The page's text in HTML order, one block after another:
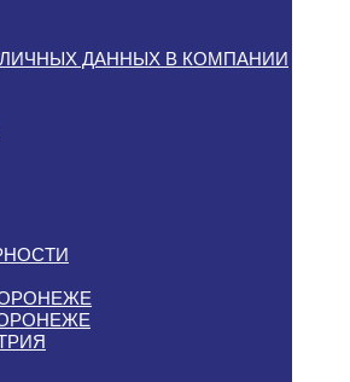
ДАННЫХ В КОМПАНИИ